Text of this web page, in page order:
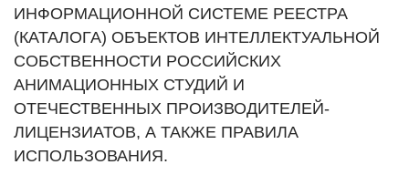
ИНФОРМАЦИОННОЙ СИСТЕМЕ РЕЕСТРА
(КАТАЛОГА) ОБЪЕКТОВ ИНТЕЛЛЕКТУАЛЬНОЙ
СОБСТВЕННОСТИ РОССИЙСКИХ
АНИМАЦИОННЫХ СТУДИЙ И
ОТЕЧЕСТВЕННЫХ ПРОИЗВОДИТЕЛЕЙ-
ЛИЦЕНЗИАТОВ, А ТАКЖЕ ПРАВИЛА
ИСПОЛЬЗОВАНИЯ.